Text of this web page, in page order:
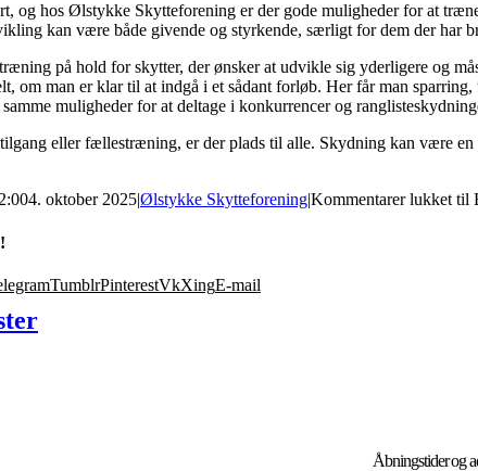
og hos Ølstykke Skytteforening er der gode muligheder for at
kan være både givende og styrkende, særligt for dem der har
på hold for skytter, der ønsker at udvikle sig yderligere og
om man er klar til at indgå i et sådant forløb. Her får man
muligheder for at deltage i konkurrencer og
eller fællestræning, er der plads til alle. Skydning kan være
4. oktober 2025|Ølstykke Skytteforening|Kommentarer lukkettil
TumblrPinterestVkXingE-mail
Åbningstider og